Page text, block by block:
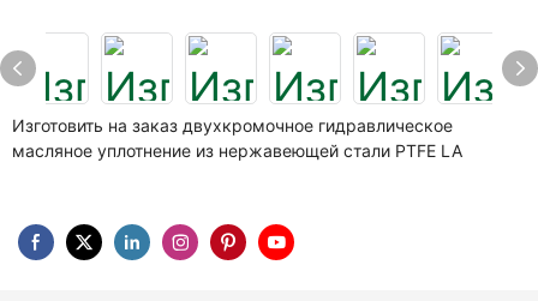
Изготовить на заказ двухкромочное гидравлическое
масляное уплотнение из нержавеющей стали PTFE LA